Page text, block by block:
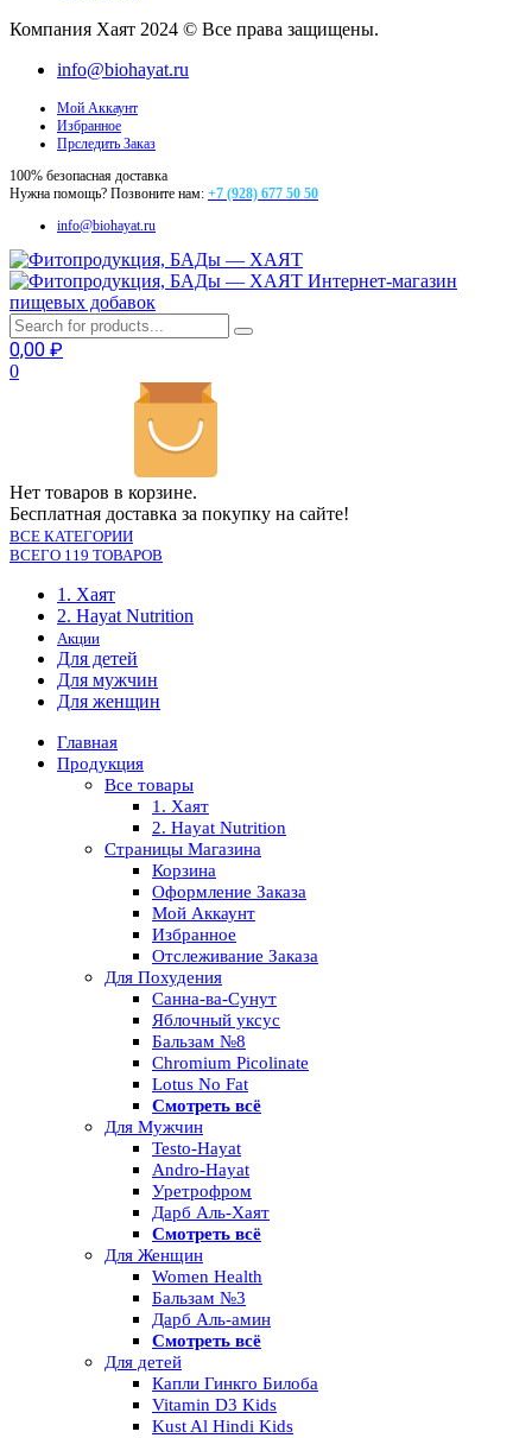
Компания Хаят 2024 © Все права защищены.
info@biohayat.ru
Мой Аккаунт
Избранное
Прследить Заказ
100% безопасная доставка
Нужна помощь? Позвоните нам: +7 (928) 677 50 50
info@biohayat.ru
Интернет-магазин
пищевых добавок
0,00 ₽
0
Нет товаров в корзине.
Бесплатная доставка за покупку на сайте!
ВСЕ КАТЕГОРИИ
ВСЕГО 119 ТОВАРОВ
1. Хаят
2. Hayat Nutrition
Акции
Для детей
Для мужчин
Для женщин
Главная
Продукция
Все товары
1. Хаят
2. Hayat Nutrition
Страницы Магазина
Корзина
Оформление Заказа
Мой Аккаунт
Избранное
Отслеживание Заказа
Для Похудения
Санна-ва-Сунут
Яблочный уксус
Бальзам №8
Chromium Picolinate
Lotus No Fat
Смотреть всё
Для Мужчин
Testo-Hayat
Andro-Hayat
Уретрофром
Дарб Аль-Хаят
Смотреть всё
Для Женщин
Women Health
Бальзам №3
Дарб Аль-амин
Смотреть всё
Для детей
Капли Гинкго Билоба
Vitamin D3 Kids
Kust Al Hindi Kids